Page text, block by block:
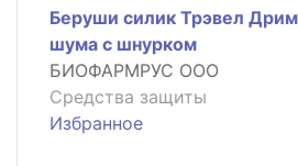
Беруши силик Трэвел
шума с шнурком
БИОФАРМРУС ООО
Средства защиты
Избранное